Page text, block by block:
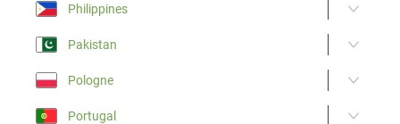
Philippines
Pakistan
Pologne
Portugal